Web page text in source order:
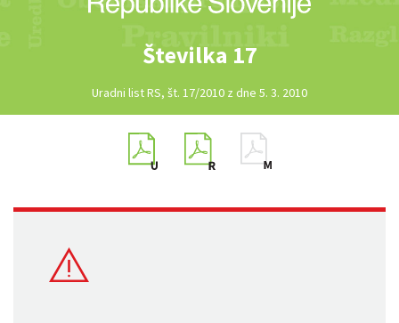
Številka 17
Uradni list RS, št. 17/2010 z dne 5. 3. 2010